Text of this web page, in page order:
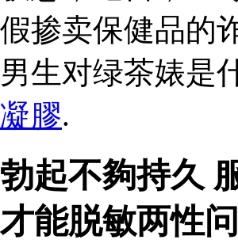
假掺卖保健品的
男生对绿茶婊是
凝膠.
勃起不夠持久
才能脱敏两性